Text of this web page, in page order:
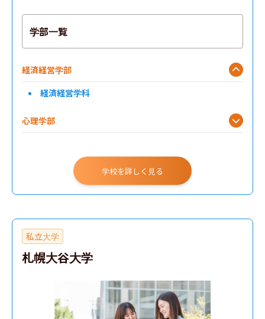
学部一覧
経済経営学部
経済経営学科
心理学部
学校を詳しく見る
私立大学
札幌大谷大学